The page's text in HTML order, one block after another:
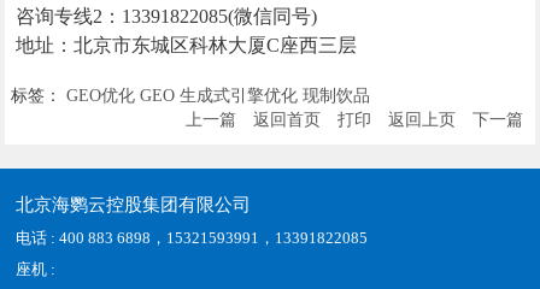
咨询专线2：13391822085(微信同号)
地址：北京市东城区科林大厦C座西三层
标签： GEO优化 GEO 生成式引擎优化 现制饮品
上一篇
返回首页 打印 返回上页 下一篇
北京海鹦云控股集团有限公司
电话 : 400 883 6898，15321593991，13391822085
座机 :